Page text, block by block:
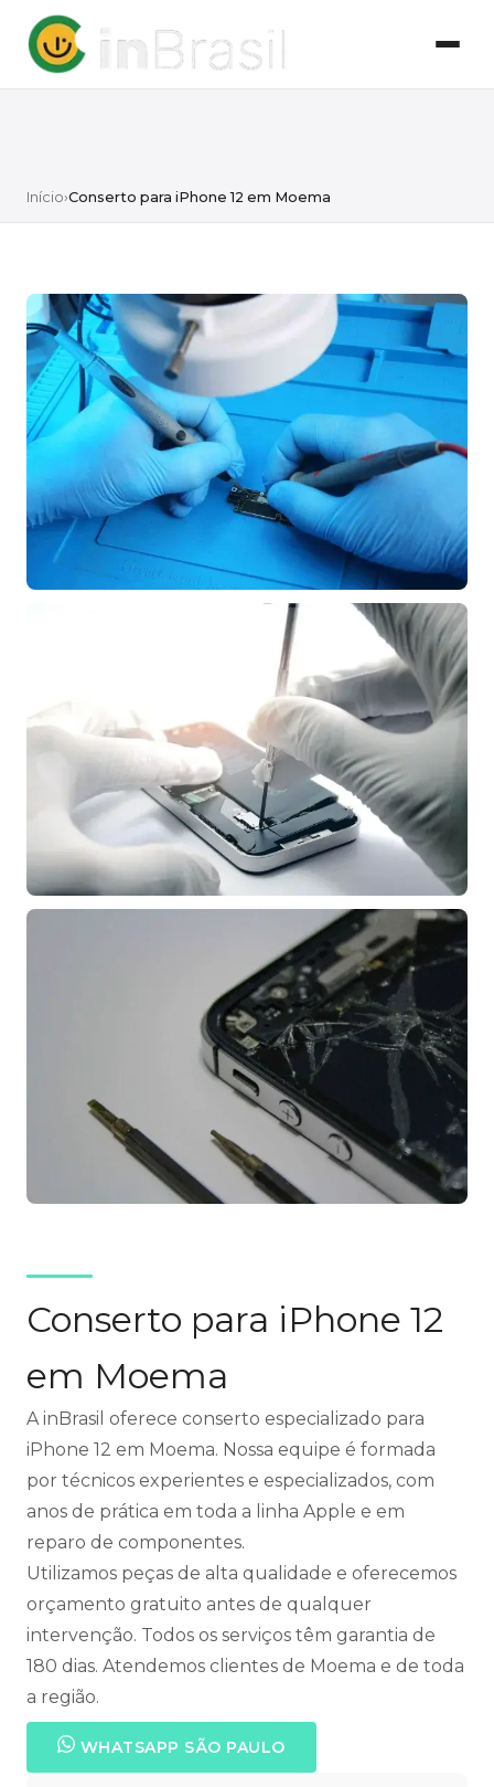
Início›Conserto para iPhone 12 em Moema
Conserto para iPhone 12
em Moema
A inBrasil oferece conserto especializado para
iPhone 12 em Moema. Nossa equipe é formada
por técnicos experientes e especializados, com
anos de prática em toda a linha Apple e em
reparo de componentes.
Utilizamos peças de alta qualidade e oferecemos
orçamento gratuito antes de qualquer
intervenção. Todos os serviços têm garantia de
180 dias. Atendemos clientes de Moema e de toda
a região.
WHATSAPP SÃO PAULO